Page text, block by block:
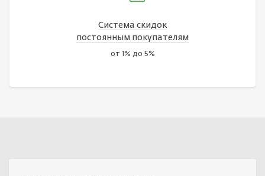
Система скидок
постоянным покупателям
от 1% до 5%